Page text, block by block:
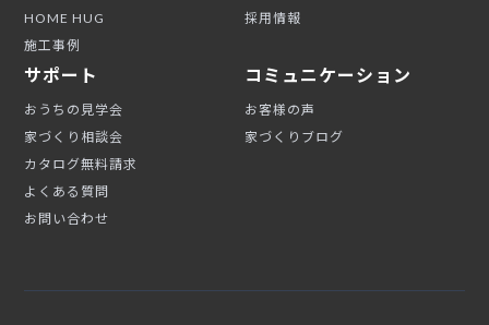
HOME HUG
施工事例
採用情報
サポート
おうちの見学会
家づくり相談会
カタログ無料請求
よくある質問
お問い合わせ
コミュニケーション
お客様の声
家づくりブログ